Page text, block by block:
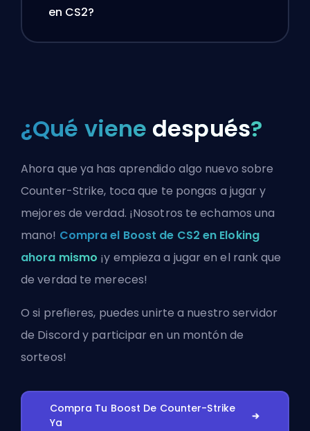
en CS2?
¿Qué viene después?
Ahora que ya has aprendido algo nuevo sobre
Counter-Strike, toca que te pongas a jugar y
mejores de verdad. ¡Nosotros te echamos una
mano! Compra el Boost de CS2 en Eloking
ahora mismo ¡y empieza a jugar en el rank que
de verdad te mereces!
O si prefieres, puedesunirte a nuestro servidor
de Discord y participar en un montón de
sorteos!
Compra Tu Boost De Counter-Strike
Ya